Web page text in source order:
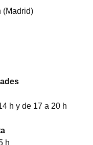
(Madrid)
h y de 17 a 20 h
h